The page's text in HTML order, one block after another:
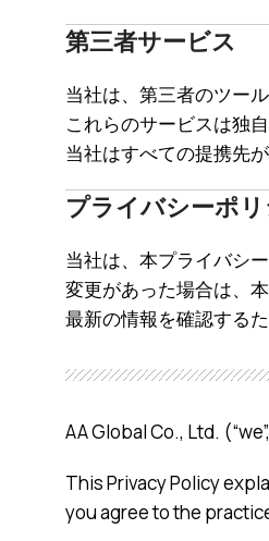
第三者サービス
当社は、第三者のツー
これらのサービスは独
当社はすべての提携先
プライバシーポ
当社は、本プライバシ
変更があった場合は、
最新の情報を確認する
AA Global Co., Ltd.
This Privacy Policy
you agree to the